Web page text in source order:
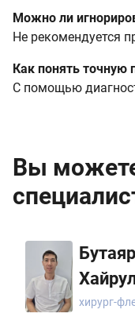
Можно ли
Не рекомендуется
Как понять точную
С помощью
Вы
хирург-